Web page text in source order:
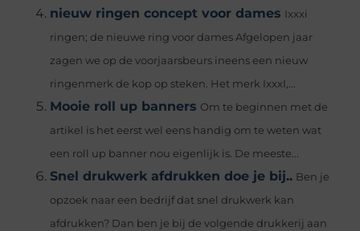
nieuw ringen concept voor dames Ixxxi
ringen; de nieuwe ring voor dames Afgelopen jaar
zagen we op de voorjaarsbeurs ineens een nieuw
ringenmerk de kop op steken. Het merk IxxxI,...
Mooie roll up banners Om te beginnen met de
artikel is het eerst wel eens handig om te weten wat
een roll up banner nou eigenlijk is. De meeste...
Snel drukwerk afdrukken doe je bij.. Ben je
opzoek naar een bedrijf dat snel drukwerk kan
afdrukken? Dan ben je bij de volgende drukkerij aan